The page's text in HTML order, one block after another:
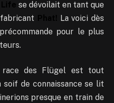
se dévoilait en tant que
La voici dès
pour le plus
des Flügel est tout
soif de connaissance se lit
presque en train de